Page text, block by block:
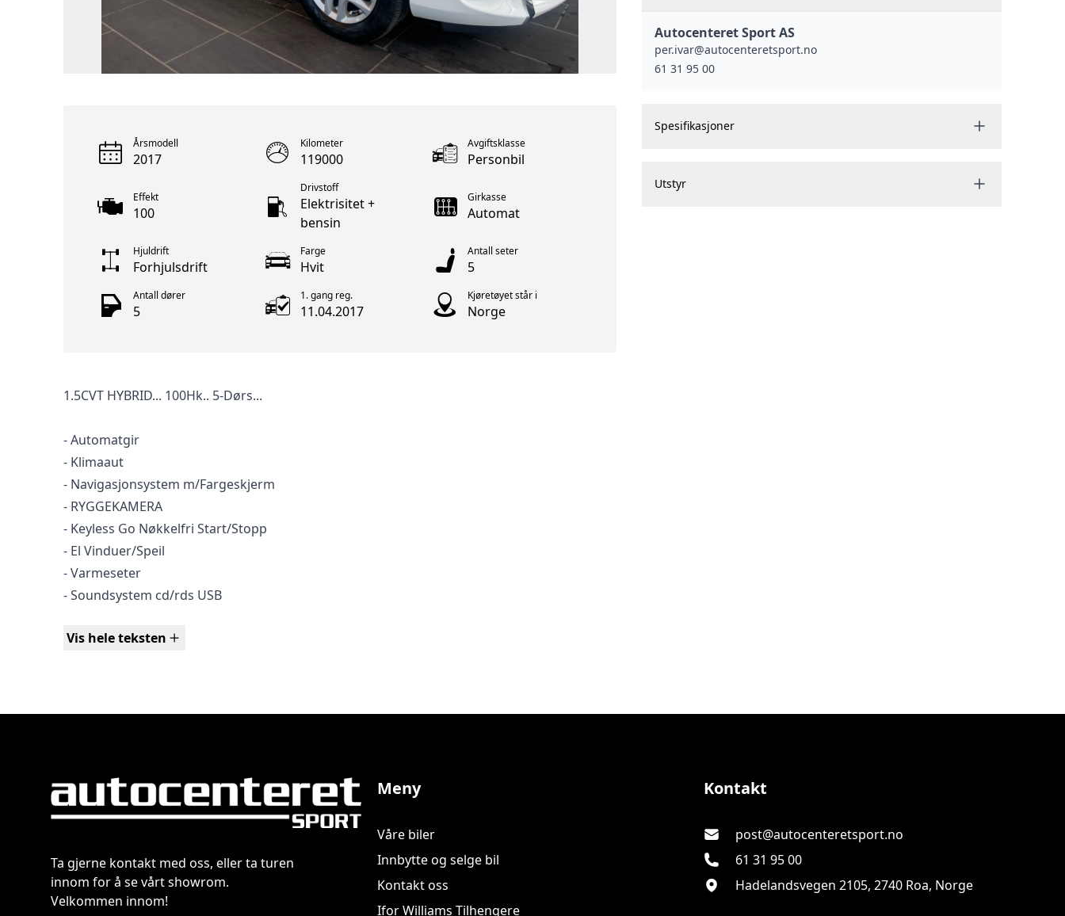
Årsmodell
2017
Kilometer
119000
Avgiftsklasse
Personbil
Effekt
100
Drivstoff
Elektrisitet +
bensin
Girkasse
Automat
Hjuldrift
Forhjulsdrift
Farge
Hvit
Antall seter
5
Antall dører
5
1. gang reg.
11.04.2017
Kjøretøyet står i
Norge
1.5CVT HYBRID... 100Hk.. 5-Dørs...
- Automatgir
- Klimaaut
- Navigasjonsystem m/Fargeskjerm
- RYGGEKAMERA
- Keyless Go Nøkkelfri Start/Stopp
- El Vinduer/Speil
- Varmeseter
- Soundsystem cd/rds USB
- Multif.Skinnratt
Vis hele teksten
Autocenteret Sport AS
per.ivar@autocenteretsport.no
61 31 95 00
Spesifikasjoner
Utstyr
Ta gjerne kontakt med oss, eller ta turen
innom for å se vårt showrom.
Velkommen innom!
Meny
Våre biler
Innbytte og selge bil
Kontakt oss
Ifor Williams Tilhengere
Kontakt
post@autocenteretsport.no
61 31 95 00
Hadelandsvegen 2105, 2740 Roa, Norge